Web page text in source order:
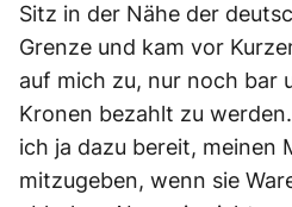
Sitz in der Nähe der
Grenze und kam vor
auf mich zu, nur noch bar
Kronen bezahlt zu
ich ja dazu bereit, meinen
mitzugeben, wenn sie